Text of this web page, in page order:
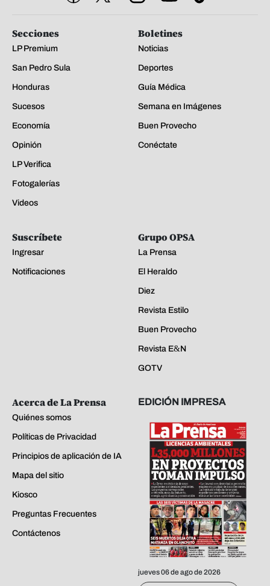
Secciones
LP Premium
San Pedro Sula
Honduras
Sucesos
Economía
Opinión
LP Verifica
Fotogalerías
Videos
Boletines
Noticias
Deportes
Guía Médica
Semana en Imágenes
Buen Provecho
Conéctate
Suscríbete
Ingresar
Notificaciones
Grupo OPSA
La Prensa
El Heraldo
Diez
Revista Estilo
Buen Provecho
Revista E&N
GOTV
Acerca de La Prensa
Quiénes somos
Políticas de Privacidad
Principios de aplicación de IA
Mapa del sitio
Kiosco
Preguntas Frecuentes
Contáctenos
EDICIÓN IMPRESA
jueves 06 de ago de 2026